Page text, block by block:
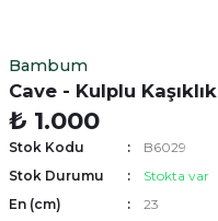
Bambum
Cave - Kulplu Kaşıklık
₺ 1.000
Stok Kodu
B6029
Stok Durumu
Stokta var
En (cm)
23